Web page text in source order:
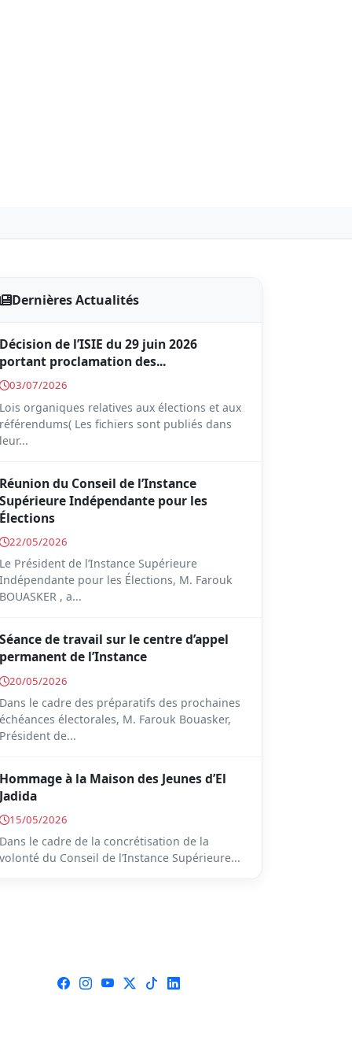
Dernières Actualités
Décision de l’ISIE du 29 juin 2026
portant proclamation des...
03/07/2026
Lois organiques relatives aux élections et aux
référendums( Les fichiers sont publiés dans
leur...
Réunion du Conseil de l’Instance
Supérieure Indépendante pour les
Élections
22/05/2026
Le Président de l’Instance Supérieure
Indépendante pour les Élections, M. Farouk
BOUASKER , a...
Séance de travail sur le centre d’appel
permanent de l’Instance
20/05/2026
Dans le cadre des préparatifs des prochaines
échéances électorales, M. Farouk Bouasker,
Président de...
Hommage à la Maison des Jeunes d’El
Jadida
15/05/2026
Dans le cadre de la concrétisation de la
volonté du Conseil de l’Instance Supérieure...